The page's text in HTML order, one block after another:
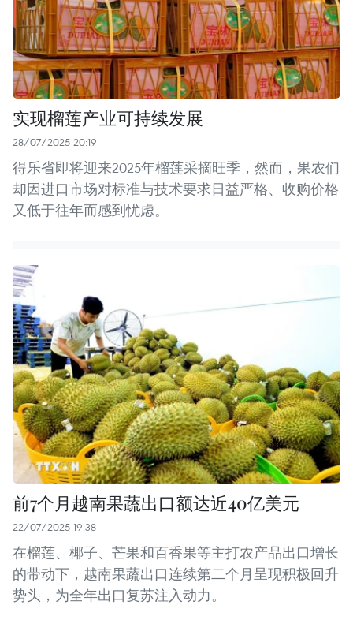
实现榴莲产业可持续发展
28/07/2025 20:19
得乐省即将迎来2025年榴莲采摘旺季，然而，果农们
却因进口市场对标准与技术要求日益严格、收购价格
又低于往年而感到忧虑。
前7个月越南果蔬出口额达近40亿美元
22/07/2025 19:38
在榴莲、椰子、芒果和百香果等主打农产品出口增长
的带动下，越南果蔬出口连续第二个月呈现积极回升
势头，为全年出口复苏注入动力。